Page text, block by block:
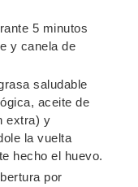
5 minutos
y canela de
saludable
aceite de
extra) y
la vuelta
hecho el huevo.
por